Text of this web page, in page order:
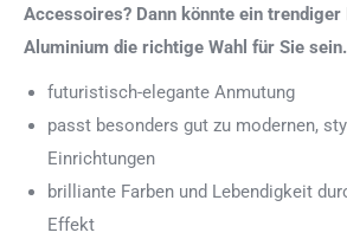
Accessoires? Dann könnte ein trendiger
Aluminium die richtige Wahl für Sie sein.
futuristisch-elegante Anmutung
passt besonders gut zu modernen,
Einrichtungen
brilliante Farben und Lebendigkeit
Effekt